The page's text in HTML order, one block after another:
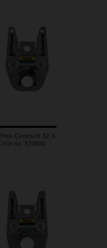
Pres Çenesi H 32 A
Ürün no. 570680